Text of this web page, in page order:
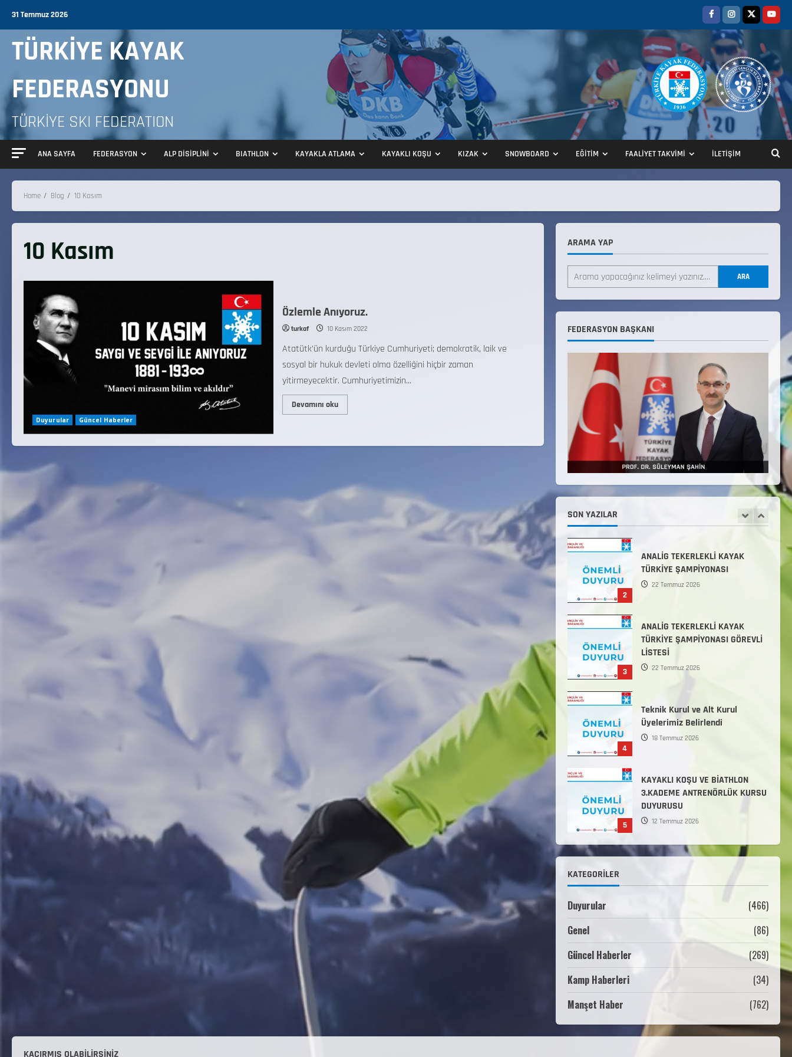
31 Temmuz 2026
TÜRKİYE KAYAK
FEDERASYONU
TÜRKİYE SKI FEDERATION
ANA SAYFA FEDERASYON ALP DİSİPLİNİ BIATHLON KAYAKLA ATLAMA KAYAKLI KOŞU KIZAK SNOWBOARD EĞİTİM FAALİYET TAKVİMİ İLETİŞİM
Home Blog 10 Kasım
10 Kasım
Duyurular Güncel Haberler
Özlemle Anıyoruz.
turkaf 10 Kasım 2022
Atatütk’ün kurduğu Türkiye Cumhuriyeti; demokratik, laik ve
sosyal bir hukuk devleti olma özelliğini hiçbir zaman
yitirmeyecektir. Cumhuriyetimizin...
Devamını oku
ARAMA YAP
ARA
FEDERASYON BAŞKANI
SON YAZILAR
2
ANALİG TEKERLEKLİ KAYAK
3
TÜRKİYE ŞAMPİYONASI GÖREVLİ
LİSTESİ
Teknik Kurul ve Alt Kurul
Üyelerimiz Belirlendi
18 Temmuz 2026
5
KAYAKLI KOŞU VE BİATHLON
3.KADEME ANTRENÖRLÜK KURSU
DUYURUSU
12 Temmuz 2026
Millî Savunma Bakanlığı Kara,
Komutanlıklarına 2026 Yılı
(2026-2 Dönem) Sporcu Branşı
Sözleşmeli Er Temini Başvuruları
2
ANALİG TEKERLEKLİ KAYAK
TÜRKİYE ŞAMPİYONASI
22 Temmuz 2026
3
ANALİG TEKERLEKLİ KAYAK
TÜRKİYE ŞAMPİYONASI GÖREVLİ
LİSTESİ
22 Temmuz 2026
4
Teknik Kurul ve Alt Kurul
Üyelerimiz Belirlendi
18 Temmuz 2026
5
KAYAKLI KOŞU VE BİATHLON
3.KADEME ANTRENÖRLÜK KURSU
DUYURUSU
12 Temmuz 2026
Millî Savunma Bakanlığı Kara,
(2026-2 Dönem) Sporcu Branşı
Sözleşmeli Er Temini Başvuruları
Başlamıştır.
2
ANALİG TEKERLEKLİ KAYAK
TÜRKİYE ŞAMPİYONASI
22 Temmuz 2026
TÜRKİYE ŞAMPİYONASI GÖREVLİ
LİSTESİ
KATEGORILER
Duyurular
(466)
Genel
(86)
Güncel Haberler
(269)
Kamp Haberleri
(34)
Manşet Haber
(762)